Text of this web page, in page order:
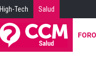
High-Tech Salud